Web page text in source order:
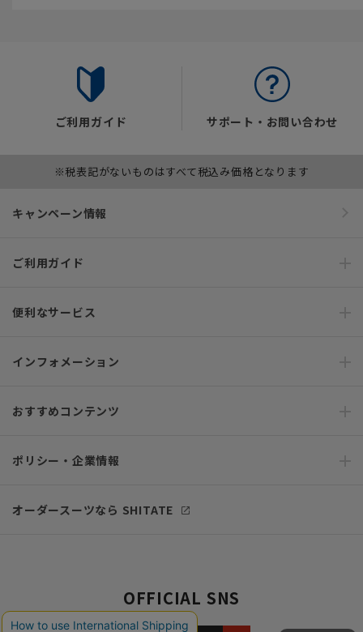
ご利用ガイド サポート・お問い合わせ
※税表記がないものはすべて税込み価格となります
キャンペーン情報
ご利用ガイド
便利なサービス
インフォメーション
おすすめコンテンツ
ポリシー・企業情報
オーダースーツなら SHITATE
OFFICIAL SNS